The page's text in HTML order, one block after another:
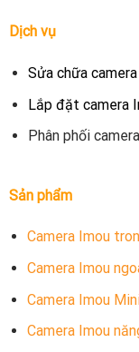
Dịch vụ
Sửa chữa
Lắp đặt camera
Phân phối
Sản phẩm
Camera Imou
Camera Imou
Camera Imou
Camera Imou